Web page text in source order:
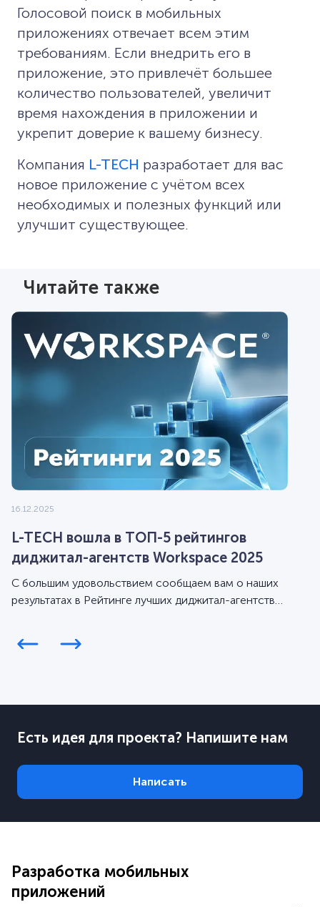
Голосовой поиск в мобильных
приложениях отвечает всем этим
требованиям. Если внедрить его в
приложение, это привлечёт большее
количество пользователей, увеличит
время нахождения в приложении и
укрепит доверие к вашему бизнесу.
Компания L-TECH разработает для вас
новое приложение с учётом всех
необходимых и полезных функций или
улучшит существующее.
Читайте также
16.12.2025
L-TECH вошла в ТОП-5 рейтингов
диджитал-агентств Workspace 2025
С большим удовольствием сообщаем вам о наших
результатах в Рейтинге лучших диджитал-агентств
Есть идея для проекта? Напишите нам
Написать
Разработка мобильных
приложений